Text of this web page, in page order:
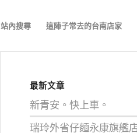
站內搜尋 這陣子常去的台南店家
最新文章
新青安。快上車。
瑞玲外省仔麵永康旗艦